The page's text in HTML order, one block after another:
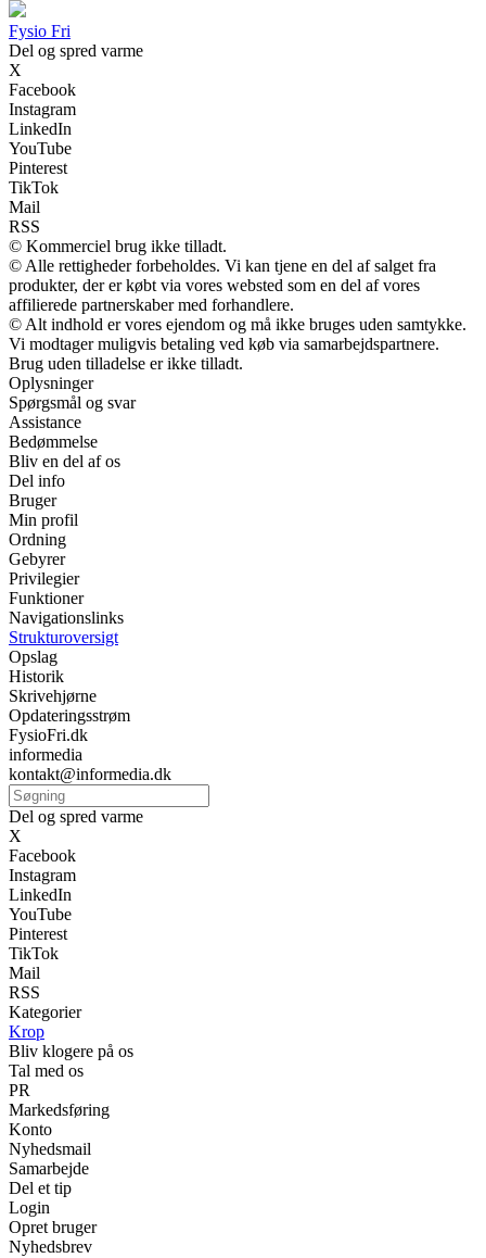
Fysio Fri
Del og spred varme
X
Facebook
Instagram
LinkedIn
YouTube
Pinterest
TikTok
Mail
RSS
© Kommerciel brug ikke tilladt.
© Alle rettigheder forbeholdes. Vi kan tjene en del af salget fra
produkter, der er købt via vores websted som en del af vores
affilierede partnerskaber med forhandlere.
© Alt indhold er vores ejendom og må ikke bruges uden samtykke.
Vi modtager muligvis betaling ved køb via samarbejdspartnere.
Brug uden tilladelse er ikke tilladt.
Oplysninger
Spørgsmål og svar
Assistance
Bedømmelse
Bliv en del af os
Del info
Bruger
Min profil
Ordning
Gebyrer
Privilegier
Funktioner
Navigationslinks
Strukturoversigt
Opslag
Historik
Skrivehjørne
Opdateringsstrøm
FysioFri.dk
informedia
kontakt@informedia.dk
Del og spred varme
X
Facebook
Instagram
LinkedIn
YouTube
Pinterest
TikTok
Mail
RSS
Kategorier
Krop
Bliv klogere på os
Tal med os
PR
Markedsføring
Konto
Nyhedsmail
Samarbejde
Del et tip
Login
Opret bruger
Nyhedsbrev